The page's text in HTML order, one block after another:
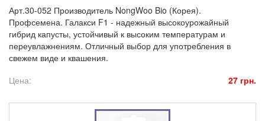
Арт.30-052 Производитель NongWoo Bio (Корея).
Профсемена. Галакси F1 - надежный высокоурожайный
гибрид капусты, устойчивый к высоким температурам и
переувлажнениям. Отличный выбор для употребления в
свежем виде и квашения.
Цена:
27 грн.